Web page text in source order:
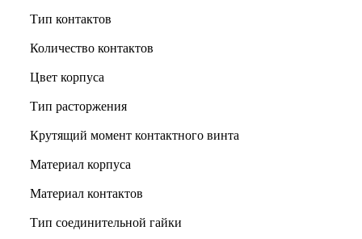
Тип контактов
Количество контактов
Цвет корпуса
Тип расторжения
Крутящий момент контактного винта
Материал корпуса
Материал контактов
Тип соединительной гайки